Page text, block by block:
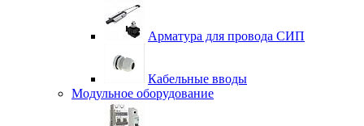
Арматура для провода СИП
Кабельные вводы
Модульное оборудование